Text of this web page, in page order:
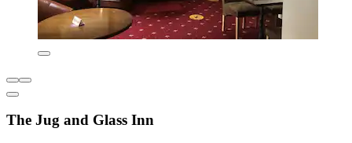
The Jug and Glass Inn